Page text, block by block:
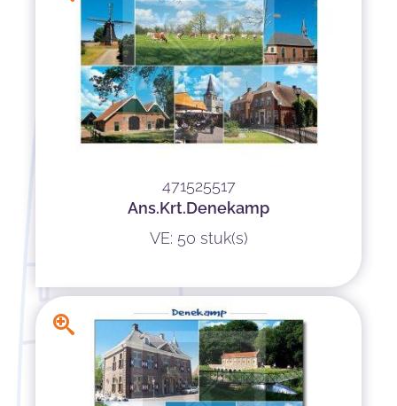
471525517
Ans.Krt.Denekamp
VE: 50 stuk(s)